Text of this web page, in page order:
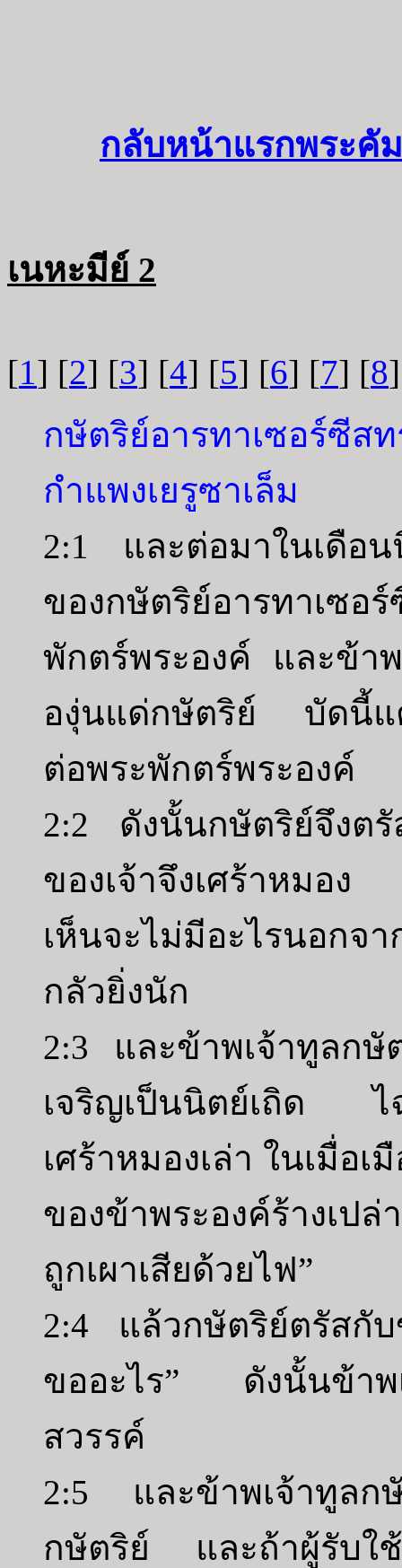
กลับหน้าแรกพระคั
เนหะมีย์ 2
[1] [2] [3] [4] [5] [6] [7] [8
กษัตริย์อารทาเซอร์ซีส
กำแพงเยรูซาเล็ม
2:1 และต่อมาในเดือ
ของกษัตริย์อารทาเซอ
พักตร์พระองค์ และข้า
องุ่นแด่กษัตริย์ บัดนี้แต่
ต่อพระพักตร์พระองค์
2:2 ดังนั้นกษัตริย์จึงต
ของเจ้าจึงเศร้าหมอ
เห็นจะไม่มีอะไรนอกจา
กลัวยิ่งนัก
2:3 และข้าพเจ้าทูลกษั
เจริญเป็นนิตย์เถิด ไ
เศร้าหมองเล่า ในเมื่อ
ของข้าพระองค์ร้างเป
ถูกเผาเสียด้วยไฟ”
2:4 แล้วกษัตริย์ตรัสกับ
ขออะไร” ดังนั้นข้าพเ
สวรรค์
2:5 และข้าพเจ้าทูลก
กษัตริย์ และถ้าผู้รับใช้